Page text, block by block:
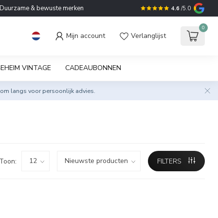
Duurzame & bewuste merken 4.6 /5.0
Mijn account Verlanglijst
0
VINTAGE CADEAUBONNEN
langs voor persoonlijk advies.
Toon: FILTERS